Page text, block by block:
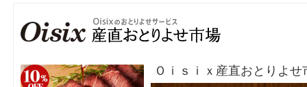
Ｏｉｓｉｘ産直おとりよ